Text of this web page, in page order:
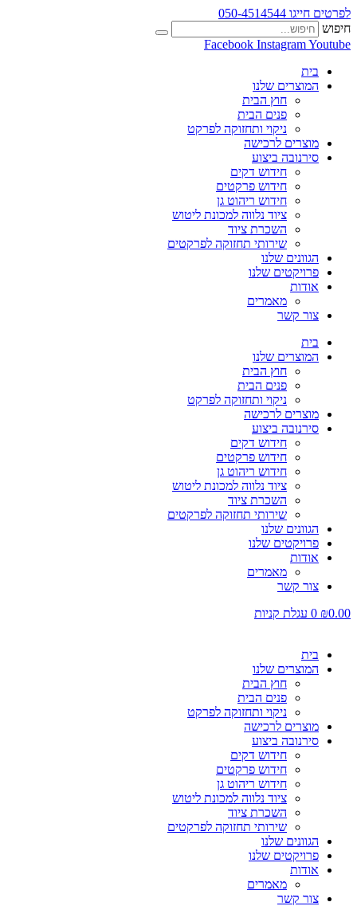
לפרטים חייגו 050-4514544
חיפוש
Facebook InstagramYoutube
בית
המוצרים שלנו
חוץ הבית
פנים הבית
ניקוי ותחזוקה לפרקט
מוצרים לרכישה
סירנובה ביצוע
חידוש דקים
חידוש פרקטים
חידוש ריהוט גן
ציוד נלווה למכונת ליטוש
השכרת ציוד
שירותי תחזוקה לפרקטים
הגוונים שלנו
פרויקטים שלנו
אודות
מאמרים
צור קשר
בית
המוצרים שלנו
חוץ הבית
פנים הבית
ניקוי ותחזוקה לפרקט
מוצרים לרכישה
סירנובה ביצוע
חידוש דקים
חידוש פרקטים
חידוש ריהוט גן
ציוד נלווה למכונת ליטוש
השכרת ציוד
שירותי תחזוקה לפרקטים
הגוונים שלנו
פרויקטים שלנו
אודות
מאמרים
צור קשר
₪0.00
0 עגלת קניות
בית
המוצרים שלנו
חוץ הבית
פנים הבית
ניקוי ותחזוקה לפרקט
מוצרים לרכישה
סירנובה ביצוע
חידוש דקים
חידוש פרקטים
חידוש ריהוט גן
ציוד נלווה למכונת ליטוש
השכרת ציוד
שירותי תחזוקה לפרקטים
הגוונים שלנו
פרויקטים שלנו
אודות
מאמרים
צור קשר